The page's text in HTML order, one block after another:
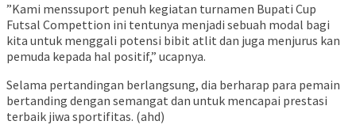
”Kami menssuport penuh kegiatan turnamen Bupati Cup
Futsal Compettion ini tentunya menjadi sebuah modal bagi
kita untuk menggali potensi bibit atlit dan juga menjurus kan
pemuda kepada hal positif,” ucapnya.
Selama pertandingan berlangsung, dia berharap para pemain
bertanding dengan semangat dan untuk mencapai prestasi
terbaik jiwa sportifitas. (ahd)